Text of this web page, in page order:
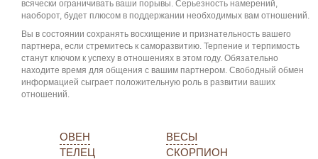
всячески ограничивать ваши порывы. Серьезность намерений,
наоборот, будет плюсом в поддержании необходимых вам отношений.
Вы в состоянии сохранять восхищение и признательность вашего
партнера, если стремитесь к саморазвитию. Терпение и терпимость
станут ключом к успеху в отношениях в этом году. Обязательно
находите время для общения с вашим партнером. Свободный обмен
информацией сыграет положительную роль в развитии ваших
отношений.
ОВЕН
ТЕЛЕЦ
ВЕСЫ
СКОРПИОН